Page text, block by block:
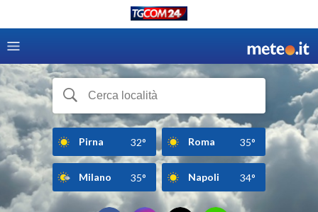
Pirna 32° Roma 35°
Milano 35° Napoli 34°